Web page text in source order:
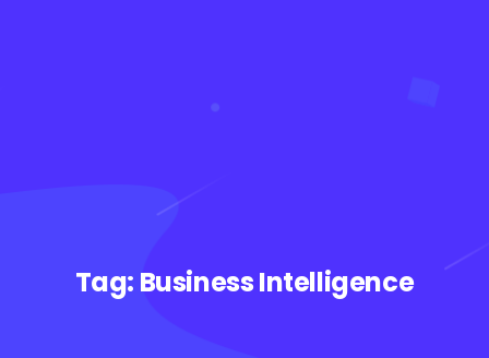
Tag: Business Intelligence